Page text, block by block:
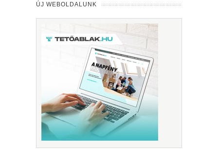
ÚJ WEBOLDALUNK